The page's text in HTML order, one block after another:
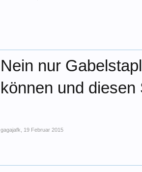
Nein nur
können und
gagajafk 19 Februar 2015